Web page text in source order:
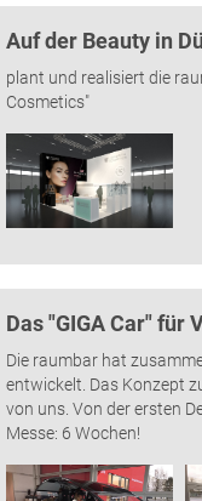
Auf der Beauty in
plant und realisiert die
Cosmetics"
Das "GIGA Car" für
Die raumbar hat
entwickelt. Das Konzept
von uns. Von der ersten
Messe: 6 Wochen!